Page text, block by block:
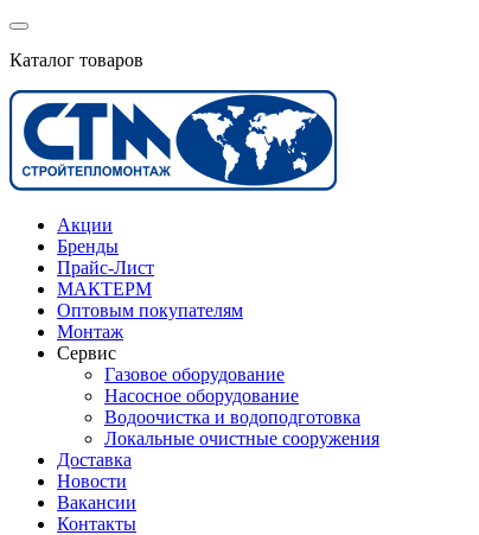
Каталог товаров
Акции
Бренды
Прайс-Лист
МАКТЕРМ
Оптовым покупателям
Монтаж
Сервис
Газовое оборудование
Насосное оборудование
Водоочистка и водоподготовка
Локальные очистные сооружения
Доставка
Новости
Вакансии
Контакты